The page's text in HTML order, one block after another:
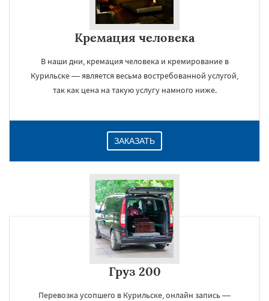
Кремация человека
В наши дни, кремация человека и кремирование в
Курильске — является весьма востребованной услугой,
так как цена на такую услугу намного ниже.
ЗАКАЗАТЬ
Груз 200
Перевозка усопшего в Курильске, онлайн запись —